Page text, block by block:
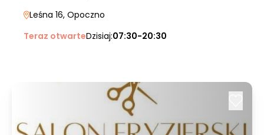
Leśna 16, Opoczno
Teraz otwarteDzisiaj:07:30-20:30